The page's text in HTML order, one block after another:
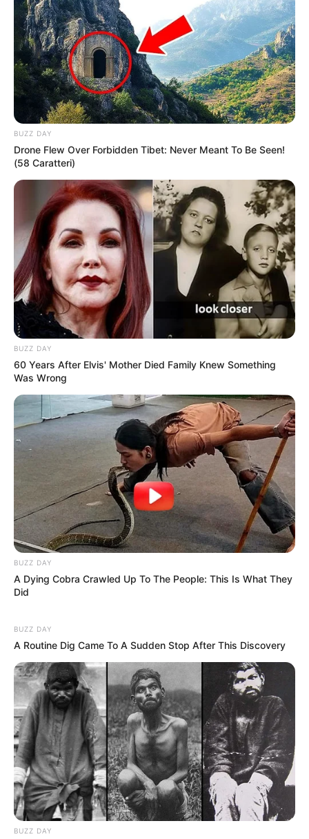
BUZZ DAY
Drone Flew Over Forbidden Tibet: Never Meant To Be Seen!
(58 Caratteri)
BUZZ DAY
60 Years After Elvis' Mother Died Family Knew Something
Was Wrong
BUZZ DAY
A Dying Cobra Crawled Up To The People: This Is What They
Did
BUZZ DAY
A Routine Dig Came To A Sudden Stop After This Discovery
BUZZ DAY